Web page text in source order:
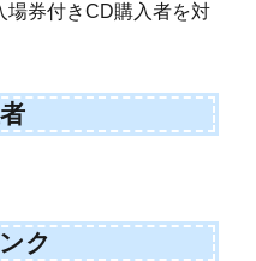
場券付きCD購入者を対
ク